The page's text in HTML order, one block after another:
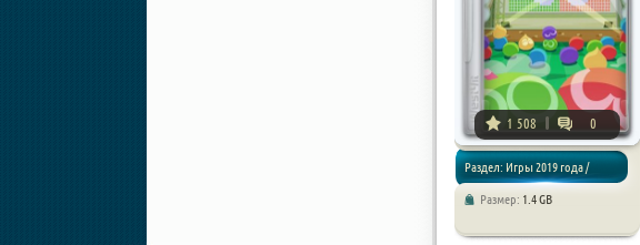
1 508 0
Раздел: Игры 2019 года /
Размер: 1.4 GB